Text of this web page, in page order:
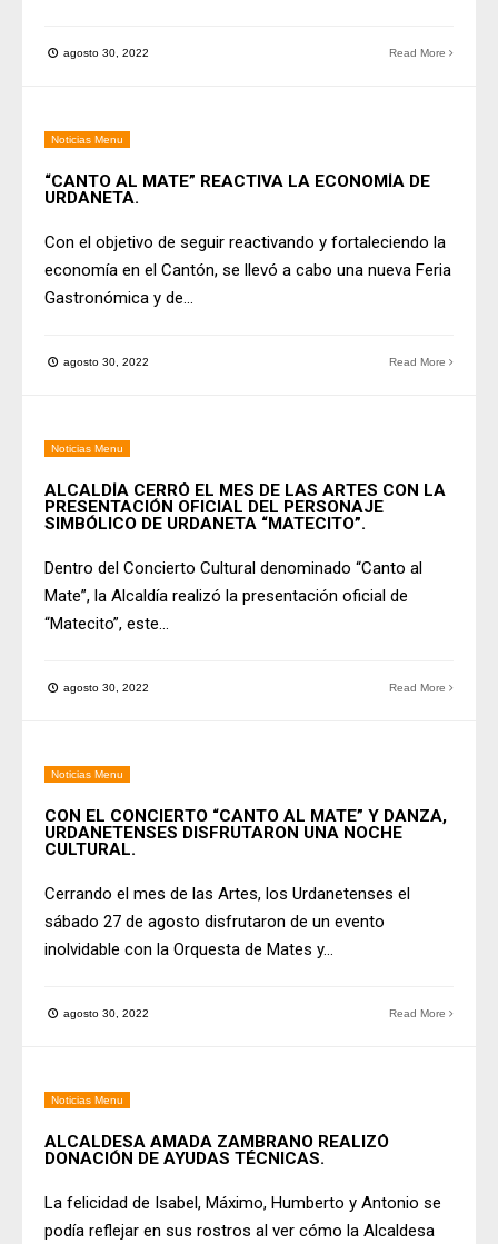
agosto 30, 2022 Read More
Noticias Menu
“CANTO AL MATE” REACTIVA LA ECONOMÍA DE
URDANETA.
Con el objetivo de seguir reactivando y fortaleciendo la
economía en el Cantón, se llevó a cabo una nueva Feria
Gastronómica y de...
agosto 30, 2022 Read More
Noticias Menu
ALCALDÍA CERRÓ EL MES DE LAS ARTES CON LA
PRESENTACIÓN OFICIAL DEL PERSONAJE
SIMBÓLICO DE URDANETA “MATECITO”.
Dentro del Concierto Cultural denominado “Canto al
Mate”, la Alcaldía realizó la presentación oficial de
“Matecito”, este...
agosto 30, 2022 Read More
Noticias Menu
CON EL CONCIERTO “CANTO AL MATE” Y DANZA,
URDANETENSES DISFRUTARON UNA NOCHE
CULTURAL.
Cerrando el mes de las Artes, los Urdanetenses el
sábado 27 de agosto disfrutaron de un evento
inolvidable con la Orquesta de Mates y...
agosto 30, 2022 Read More
Noticias Menu
ALCALDESA AMADA ZAMBRANO REALIZÓ
DONACIÓN DE AYUDAS TÉCNICAS.
La felicidad de Isabel, Máximo, Humberto y Antonio se
podía reflejar en sus rostros al ver cómo la Alcaldesa